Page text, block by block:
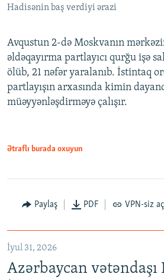
Hadisənin baş verdiyi ərazi
Avqustun 2-də Moskvanın
əldəqayırma partlayıcı qurğu işə
ölüb, 21 nəfər yaralanıb. İstintaq
partlayışın arxasında kimin
müəyyənləşdirməyə çalışır.
Ətraflı burada oxuyun
Paylaş PDF VPN-siz
İyul 31, 2026
Azərbaycan vətəndaşı